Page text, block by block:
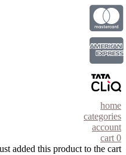
home
categories
account
0
cart
added this product to the cart: